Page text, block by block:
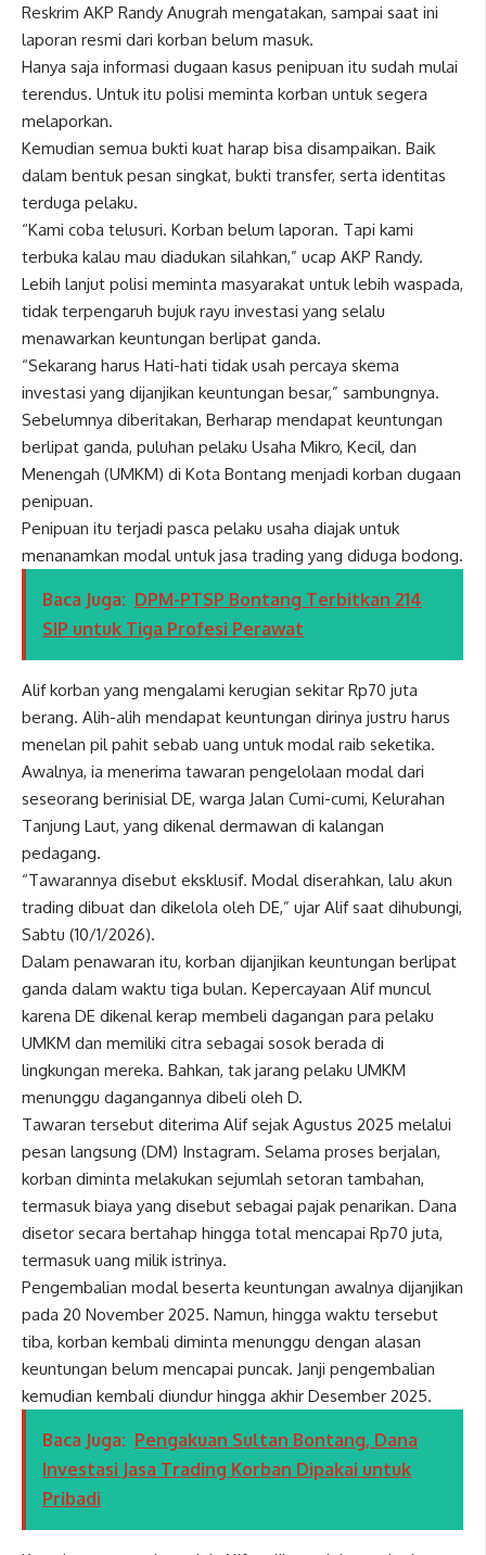
Reskrim AKP Randy Anugrah mengatakan, sampai saat ini
laporan resmi dari korban belum masuk.
Hanya saja informasi dugaan kasus penipuan itu sudah mulai
terendus. Untuk itu polisi meminta korban untuk segera
melaporkan.
Kemudian semua bukti kuat harap bisa disampaikan. Baik
dalam bentuk pesan singkat, bukti transfer, serta identitas
terduga pelaku.
“Kami coba telusuri. Korban belum laporan. Tapi kami
terbuka kalau mau diadukan silahkan,” ucap AKP Randy.
Lebih lanjut polisi meminta masyarakat untuk lebih waspada,
tidak terpengaruh bujuk rayu investasi yang selalu
menawarkan keuntungan berlipat ganda.
“Sekarang harus Hati-hati tidak usah percaya skema
investasi yang dijanjikan keuntungan besar,” sambungnya.
Sebelumnya diberitakan, Berharap mendapat keuntungan
berlipat ganda, puluhan pelaku Usaha Mikro, Kecil, dan
Menengah (UMKM) di Kota Bontang menjadi korban dugaan
penipuan.
Penipuan itu terjadi pasca pelaku usaha diajak untuk
menanamkan modal untuk jasa trading yang diduga bodong.
Baca Juga: DPM-PTSP Bontang Terbitkan 214
SIP untuk Tiga Profesi Perawat
Alif korban yang mengalami kerugian sekitar Rp70 juta
berang. Alih-alih mendapat keuntungan dirinya justru harus
menelan pil pahit sebab uang untuk modal raib seketika.
Awalnya, ia menerima tawaran pengelolaan modal dari
seseorang berinisial DE, warga Jalan Cumi-cumi, Kelurahan
Tanjung Laut, yang dikenal dermawan di kalangan
pedagang.
“Tawarannya disebut eksklusif. Modal diserahkan, lalu akun
trading dibuat dan dikelola oleh DE,” ujar Alif saat dihubungi,
Sabtu (10/1/2026).
Dalam penawaran itu, korban dijanjikan keuntungan berlipat
ganda dalam waktu tiga bulan. Kepercayaan Alif muncul
karena DE dikenal kerap membeli dagangan para pelaku
UMKM dan memiliki citra sebagai sosok berada di
lingkungan mereka. Bahkan, tak jarang pelaku UMKM
menunggu dagangannya dibeli oleh D.
Tawaran tersebut diterima Alif sejak Agustus 2025 melalui
pesan langsung (DM) Instagram. Selama proses berjalan,
korban diminta melakukan sejumlah setoran tambahan,
termasuk biaya yang disebut sebagai pajak penarikan. Dana
disetor secara bertahap hingga total mencapai Rp70 juta,
termasuk uang milik istrinya.
Pengembalian modal beserta keuntungan awalnya dijanjikan
pada 20 November 2025. Namun, hingga waktu tersebut
tiba, korban kembali diminta menunggu dengan alasan
keuntungan belum mencapai puncak. Janji pengembalian
kemudian kembali diundur hingga akhir Desember 2025.
Baca Juga: Pengakuan Sultan Bontang, Dana
Investasi Jasa Trading Korban Dipakai untuk
Pribadi